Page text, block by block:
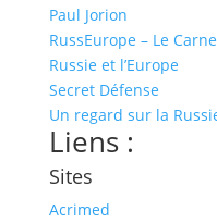
Paul Jorion
RussEurope – Le
Russie et l’Europe
Secret Défense
Un regard sur la
Liens :
Sites
Acrimed